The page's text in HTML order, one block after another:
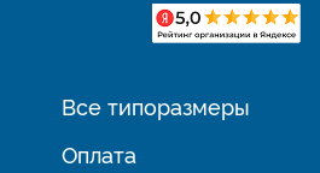
Все типоразмеры
Оплата